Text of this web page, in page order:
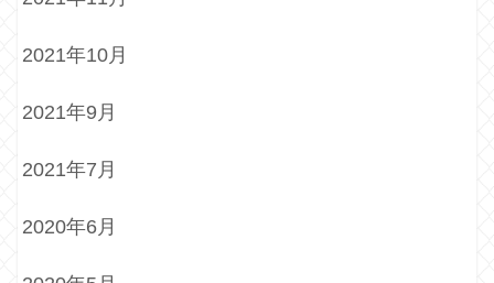
2021年10月
2021年9月
2021年7月
2020年6月